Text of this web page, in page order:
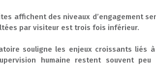
affichent des niveaux d’engagement
par visiteur est trois fois inférieur.
souligne les enjeux croissants
humaine restent souvent